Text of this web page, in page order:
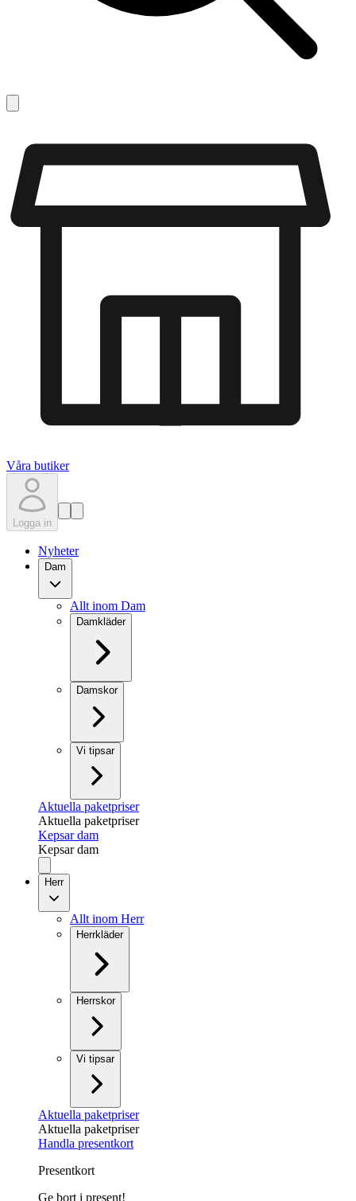
Våra butiker
Logga in
Nyheter
Dam
Allt inom Dam
Damkläder
Damskor
Vi tipsar
Aktuella paketpriser
Aktuella paketpriser
Kepsar dam
Kepsar dam
Herr
Allt inom Herr
Herrkläder
Herrskor
Vi tipsar
Aktuella paketpriser
Aktuella paketpriser
Handla presentkort
Presentkort
Ge bort i present!